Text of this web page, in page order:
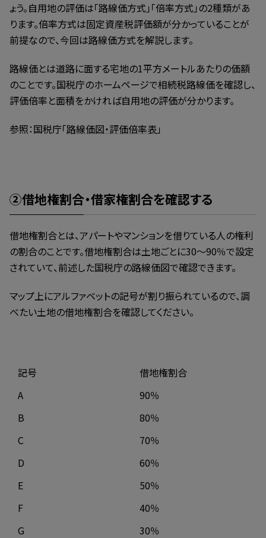
ょう。自用地の評価は「路線価方式」「倍率方式」の2種類があ
ります。倍率方式は固定資産税評価額が分かっていることが
前提なので、今回は路線価方式を解説します。
路線価とは道路に面する宅地の1平方メートルあたりの価額
のことです。国税庁のホームページで相続税路線価を確認し、
評価倍率と面積をかければ自用地の評価が分かります。
参照：国税庁「路線価図・評価倍率表」
②借地権割合・借家権割合を確認する
借地権割合とは、アパートやマンションを借りている人の権利
の割合のことです。借地権割合は土地ごとに30～90％で設定
されていて、前述した国税庁の路線価図で確認できます。
マップ上にアルファベットの記号が割り振られているので、調
べたい土地の借地権割合を確認してください。
記号
借地権割合
A
90％
B
80％
C
70％
D
60％
E
50％
F
40％
G
30％